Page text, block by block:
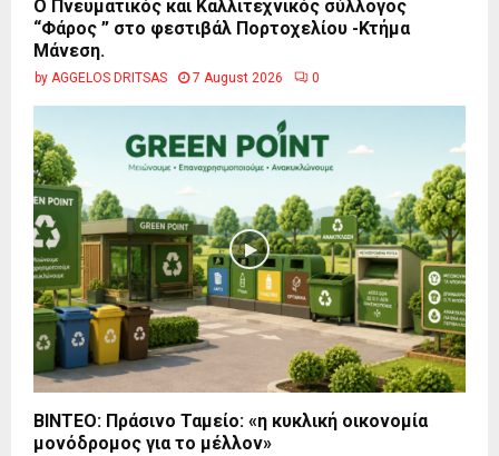
Ο Πνευματικός και Καλλιτεχνικός σύλλογος
“Φάρος ” στο φεστιβάλ Πορτοχελίου -Κτήμα
Μάνεση.
by AGGELOS DRITSAS 7 August 2026 0
BINTEO: Πράσινο Ταμείο: «η κυκλική οικονομία
μονόδρομος για το μέλλον»